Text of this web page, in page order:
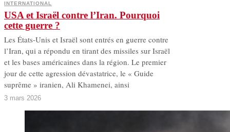
INTERNATIONAL
USA et Israël contre l’Iran. Pourquoi
cette guerre ?
Les États-Unis et Israël sont entrés en guerre contre
l’Iran, qui a répondu en tirant des missiles sur Israël
et les bases américaines dans la région. Le premier
jour de cette agression dévastatrice, le « Guide
suprême » iranien, Ali Khamenei, ainsi
3 mars 2026